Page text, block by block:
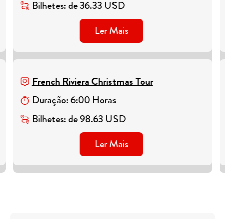
Bilhetes:de36.33 USD
Ler Mais
French Riviera Christmas Tour
Duração:6:00 Horas
Bilhetes:de98.63 USD
Ler Mais